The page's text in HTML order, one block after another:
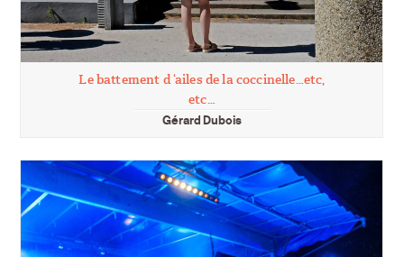
Le battement d ‘ailes de la coccinelle…etc,
etc…
Gérard Dubois